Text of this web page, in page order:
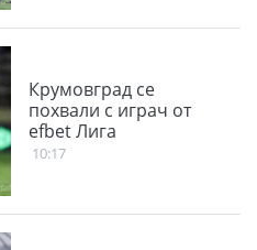
Крумовград се
похвали с играч от
efbet Лига
10:17